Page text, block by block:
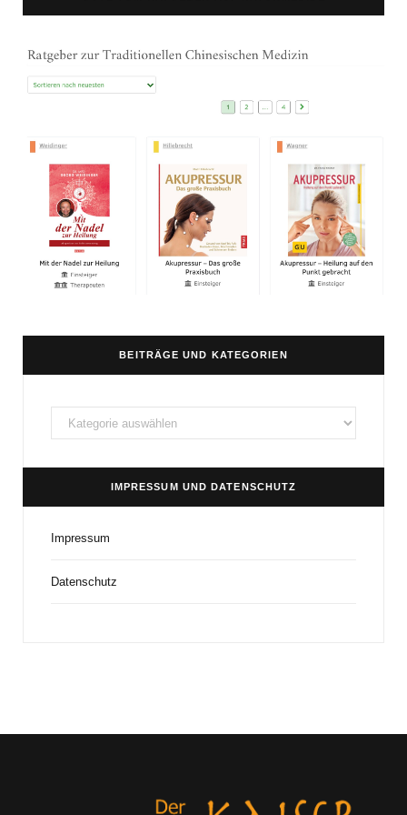
BEITRÄGE UND KATEGORIEN
Beiträge
und
Kategorien
IMPRESSUM UND DATENSCHUTZ
Impressum
Datenschutz